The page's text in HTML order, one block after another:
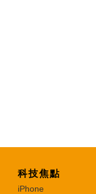
科技焦點
iPhone